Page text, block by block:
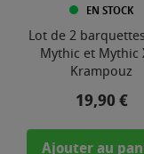
EN STOCK
Lot de 2
Mythic et Mythic
Krampouz
Prix
19,90 €
Ajouter au